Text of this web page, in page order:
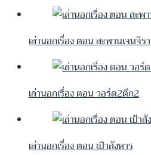
เล่านอกเรื่อง ตอน สะพานเจนจิรา
เล่านอกเรื่อง ตอน วอร์ด2ตึก2
เล่านอกเรื่อง ตอน เป้าสังหาร